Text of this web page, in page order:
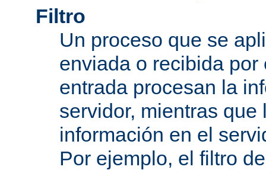
Filtro
Un proceso que se
enviada o recibida
entrada procesan la
servidor, mientras
información en el
Por ejemplo, el filtro